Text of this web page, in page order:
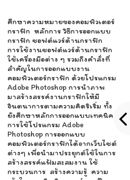
ศึกษาความหมายของคอมพิวเตอร์
กราฟิก หลักการ วิธีการออกแบบ
กราฟิก ซอฟต์แวร์ด้านกราฟิก
การใช้งานซอฟต์แวร์ด้านกราฟิก
ใช้เครื่องมือต่าง ๆ รวมถึงคำสั่งที่
สำคัญในการออกแบบงาน
คอมพิวเตอร์กราฟิก ด้วยโปรแกรม
Adobe Photoshop การนำภาพ
มาสร้างสรรค์งานกราฟิกให้มี
จินตนาการตามความคิดริเริ่ม ทั้ง
ยังศึกษาหลักการออกแบบเทคนิค
การใช้โปรแกรม Adobe
Photoshop การออกแบบ
คอมพิวเตอร์กราฟิกได้จากเว็บไซต์
ต่างๆ เพื่อนำมาประยุกต์ใช้ในการ
สร้างสรรค์แฟ้มสะสมงาน ใช้
กระบวนการ สร้างความรู้ ความ